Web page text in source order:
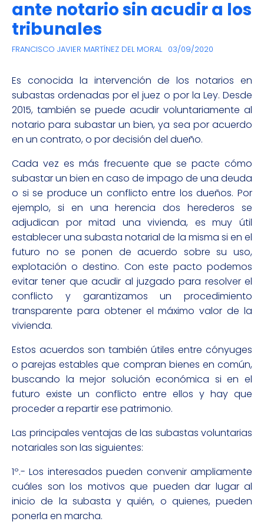
ante notario sin acudir a los
tribunales
FRANCISCO JAVIER MARTÍNEZ DEL MORAL 03/09/2020
Es conocida la intervención de los notarios en
subastas ordenadas por el juez o por la Ley. Desde
2015, también se puede acudir voluntariamente al
notario para subastar un bien, ya sea por acuerdo
en un contrato, o por decisión del dueño.
Cada vez es más frecuente que se pacte cómo
subastar un bien en caso de impago de una deuda
o si se produce un conflicto entre los dueños. Por
ejemplo, si en una herencia dos herederos se
adjudican por mitad una vivienda, es muy útil
establecer una subasta notarial de la misma si en el
futuro no se ponen de acuerdo sobre su uso,
explotación o destino. Con este pacto podemos
evitar tener que acudir al juzgado para resolver el
conflicto y garantizamos un procedimiento
transparente para obtener el máximo valor de la
vivienda.
Estos acuerdos son también útiles entre cónyuges
o parejas estables que compran bienes en común,
buscando la mejor solución económica si en el
futuro existe un conflicto entre ellos y hay que
proceder a repartir ese patrimonio.
Las principales ventajas de las subastas voluntarias
notariales son las siguientes:
1º.- Los interesados pueden convenir ampliamente
cuáles son los motivos que pueden dar lugar al
inicio de la subasta y quién, o quienes, pueden
ponerla en marcha.